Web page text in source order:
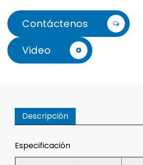
Contáctenos
Video
Descripción
Especificación